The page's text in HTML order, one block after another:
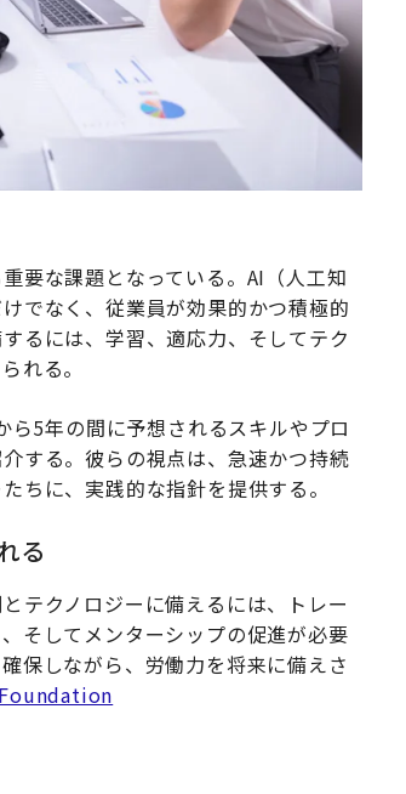
要な課題となっている。AI（人工知
でなく、従業員が効果的かつ積極的
るには、学習、適応力、そしてテク
れる。
5年の間に予想されるスキルやプロ
する。彼らの視点は、急速かつ持続
ちに、実践的な指針を提供する。
る
テクノロジーに備えるには、トレー
そしてメンターシップの促進が必要
保しながら、労働力を将来に備えさ